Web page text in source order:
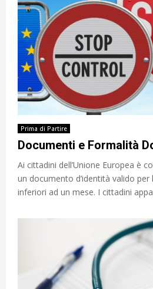
Prima di Partire
Documenti e Formalità
Ai cittadini dell’Unione Europea è
un documento d’identità valido per
inferiori ad un mese. I cittadini